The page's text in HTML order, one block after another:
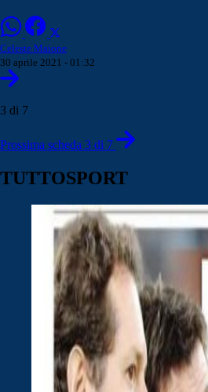
Celeste Maione
30 aprile 2021 - 01:32
3 di 7
Prossima scheda 3 di 7
TUTTOSPORT